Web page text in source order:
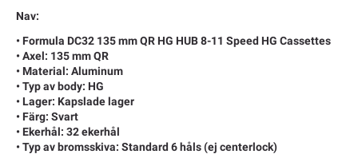
Nav:
• Formula DC32 135 mm QR HG HUB 8-11 Speed HG Cassettes
• Axel: 135 mm QR
• Material: Aluminum
• Typ av body: HG
• Lager: Kapslade lager
• Färg: Svart
• Ekerhål: 32 ekerhål
• Typ av bromsskiva: Standard 6 håls (ej centerlock)